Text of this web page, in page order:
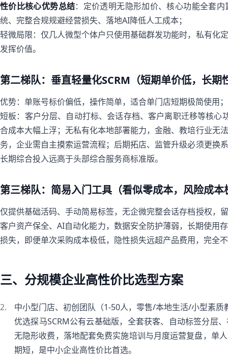
性价比核心优势总结：定价透明无隐形加价、核心功能全套
统、完整合规规避经营损失、落地AI降低人工成本；
轻微局限：仅几人微型个体户只使用基础群发功能时，私有化
发挥价值。
第二梯队：垂直轻量化SCRM（短期单价低，长期
优势：单账号标价偏低，操作简单，适合单门店短期极简使用；
短板：客户分层、自动打标、会话存档、客户离职迁移等核
合成本大幅上浮；无私有化本地部署能力，金融、教培行业无
务，企业需自主摸索运营流程；后期拓店、监管升级必须更换
长期综合投入远高于头部综合服务商标准版。
第三梯队：简易入门工具（看似零成本，风险成本
仅提供基础活码、手动简易标签，无企微完整会话存档授权，
客户资产保全、AI自动化能力，数据安全防护薄弱，长期使用
损失，即便单次采购成本极低，隐性损失远超产品费用，完全
三、分规模企业高性价比选型方案
中小型门店、初创团队（1-50人，零售/本地生活/小型素质
优选探马SCRM公有云基础版，全套获客、自动标签分层
无隐形收费，落地配套免费实施培训与月度运营复盘，单
期短，是中小企业高性价比首选。